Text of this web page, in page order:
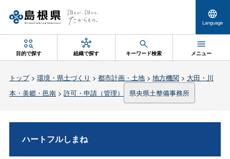
Language
目的で探す 組織で探す キーワード検索 メニュー
トップ> 環境・県土づくり > 都市計画・土地> 地方機関> 大田・川
本・美郷・邑南> 許可・申請（管理） 県央県土整備事務所
ハートフルしまね